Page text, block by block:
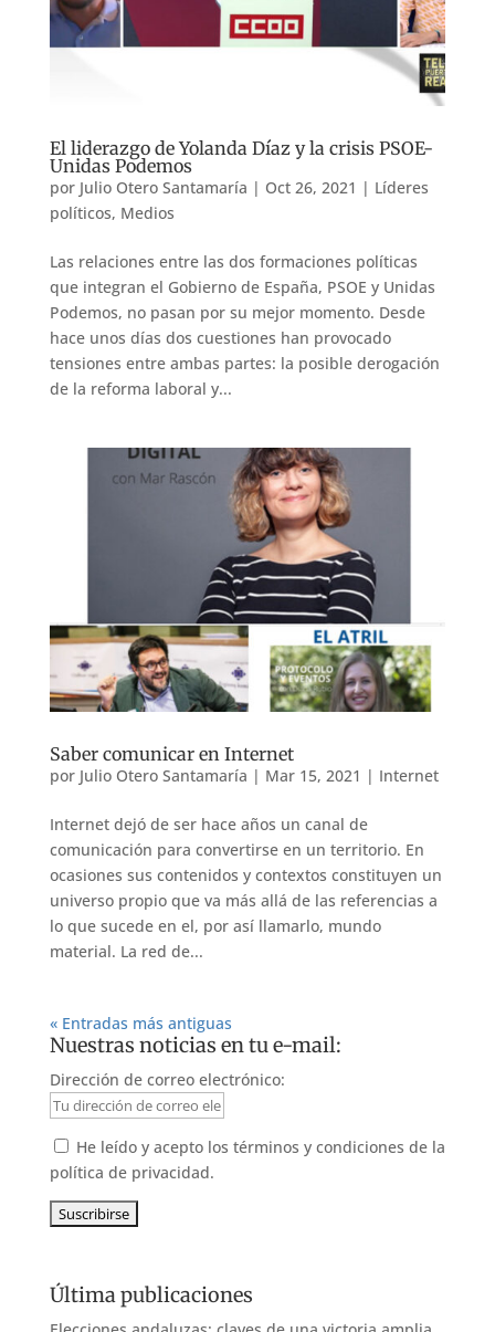
El liderazgo de Yolanda Díaz y la crisis PSOE-
Unidas Podemos
por Julio Otero Santamaría | Oct 26, 2021 | Líderes
políticos, Medios
Las relaciones entre las dos formaciones políticas
que integran el Gobierno de España, PSOE y Unidas
Podemos, no pasan por su mejor momento. Desde
hace unos días dos cuestiones han provocado
tensiones entre ambas partes: la posible derogación
de la reforma laboral y...
Saber comunicar en Internet
por Julio Otero Santamaría | Mar 15, 2021 | Internet
Internet dejó de ser hace años un canal de
comunicación para convertirse en un territorio. En
ocasiones sus contenidos y contextos constituyen un
universo propio que va más allá de las referencias a
lo que sucede en el, por así llamarlo, mundo
material. La red de...
« Entradas más antiguas
Nuestras noticias en tu e-mail:
Dirección de correo electrónico:
He leído y acepto los términos y condiciones de la
política de privacidad.
Última publicaciones